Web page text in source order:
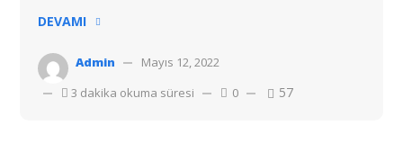
DEVAMI
Admin
Mayıs 12, 2022
3 dakika okuma süresi
0 57